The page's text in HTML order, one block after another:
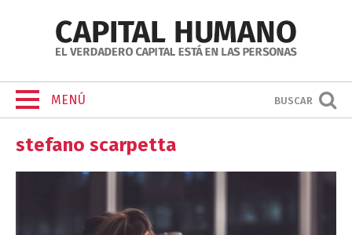
MENÚ BUSCAR
stefano scarpetta